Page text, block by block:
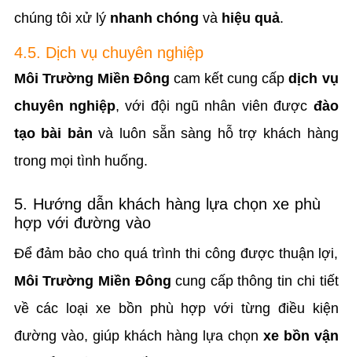
chúng tôi xử lý nhanh chóng và hiệu quả.
4.5. Dịch vụ chuyên nghiệp
Môi Trường Miền Đông cam kết cung cấpdịch vụ
chuyên nghiệp, với đội ngũ nhân viên được đào
tạo bài bản và luôn sẵn sàng hỗ trợ khách hàng
trong mọi tình huống.
5. Hướng dẫn khách hàng lựa chọn xe phù
hợp với đường vào
Để đảm bảo cho quá trình thi công được thuận lợi,
Môi Trường Miền Đông cung cấp thông tin chi tiết
về các loại xe bồn phù hợp với từng điều kiện
đường vào, giúp khách hàng lựa chọn xe bồn vận